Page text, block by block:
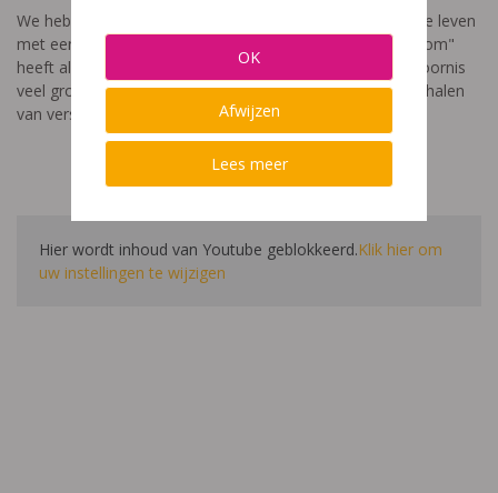
We hebben een video gemaakt die toont hoe het is om te leven
met een leerstoornis. De film met als titel: "Ik heet niet dom"
heeft als doel aan te tonen dat de impact van een leerstoornis
veel groter is dan enkel wat je ziet in de klas. Je hoort verhalen
van verschillende leerlingen en ouders.
Hier wordt inhoud van Youtube geblokkeerd.Klik hier om
uw instellingen te wijzigen
OK
Afwijzen
Lees meer